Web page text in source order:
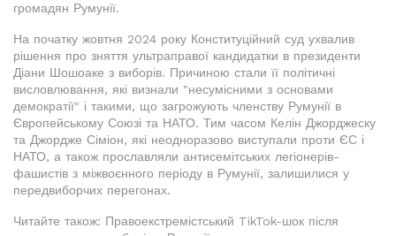
громадян Румунії.
На початку жовтня 2024 року Конституційний суд ухвалив
рішення про зняття ультраправої кандидатки в президенти
Діани Шошоаке з виборів. Причиною стали її політичні
висловлювання, які визнали "несумісними з основами
демократії" і такими, що загрожують членству Румунії в
Європейському Союзі та НАТО. Тим часом Келін Джорджеску
та Джордже Сіміон, які неодноразово виступали проти ЄС і
НАТО, а також прославляли антисемітських легіонерів-
фашистів з міжвоєнного періоду в Румунії, залишилися у
передвиборчих перегонах.
Читайте також: Правоекстремістський TikTok-шок після